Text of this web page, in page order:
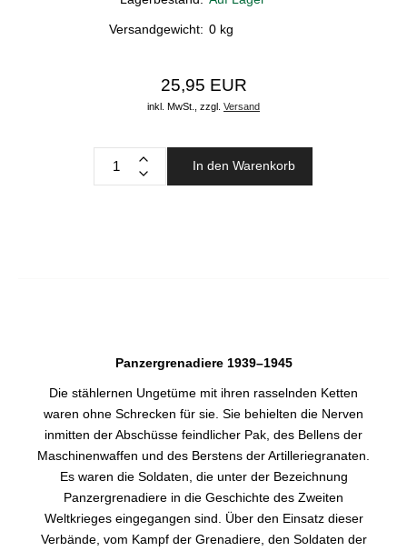
Versandgewicht: 0 kg
25,95 EUR
inkl. MwSt., zzgl. Versand
In den Warenkorb
Panzergrenadiere 1939–1945
Die stählernen Ungetüme mit ihren rasselnden Ketten
waren ohne Schrecken für sie. Sie behielten die Nerven
inmitten der Abschüsse feindlicher Pak, des Bellens der
Maschinenwaffen und des Berstens der Artilleriegranaten.
Es waren die Soldaten, die unter der Bezeichnung
Panzergrenadiere in die Geschichte des Zweiten
Weltkrieges eingegangen sind. Über den Einsatz dieser
Verbände, vom Kampf der Grenadiere, den Soldaten der